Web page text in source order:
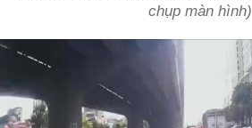
chụp màn hình)